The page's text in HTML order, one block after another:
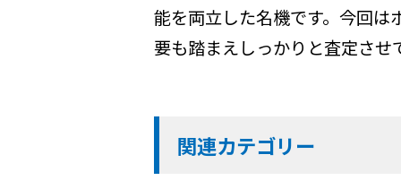
能を両立した名機です。今回
要も踏まえしっかりと査定させ
関連カテゴリー